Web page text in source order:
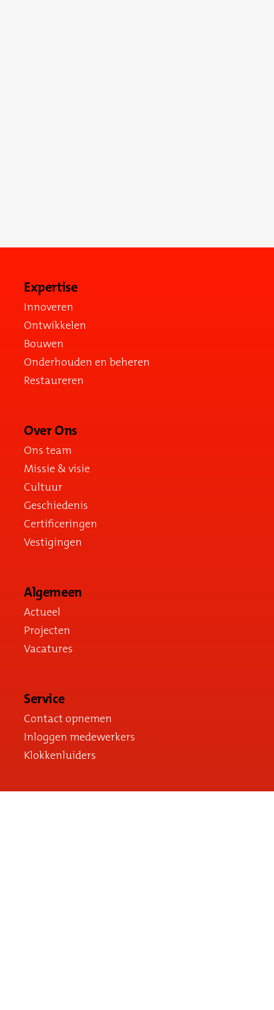
Expertise
Innoveren
Ontwikkelen
Bouwen
Onderhouden en beheren
Restaureren
Over Ons
Ons team
Missie & visie
Cultuur
Geschiedenis
Certificeringen
Vestigingen
Algemeen
Actueel
Projecten
Vacatures
Service
Contact opnemen
Inloggen medewerkers
Klokkenluiders